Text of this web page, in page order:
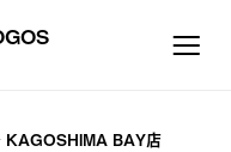
KAGOSHIMA BAY店